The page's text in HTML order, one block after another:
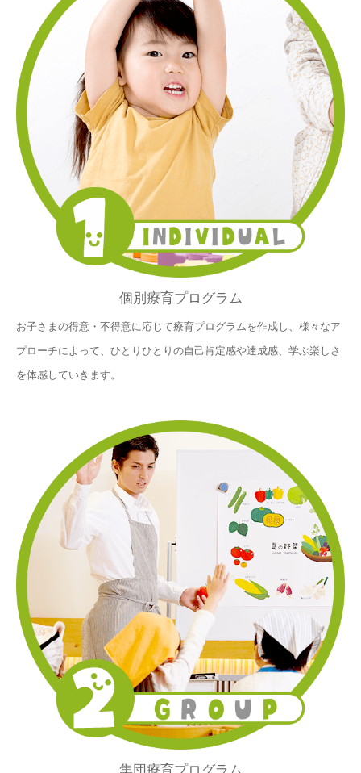
個別療育プログラム
お子さまの得意・不得意に応じて療育プログラムを作成し、様々なア
プローチによって、ひとりひとりの自己肯定感や達成感、学ぶ楽しさ
を体感していきます。